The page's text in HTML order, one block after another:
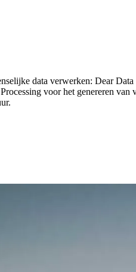
data verwerken: Dear
voor het genereren